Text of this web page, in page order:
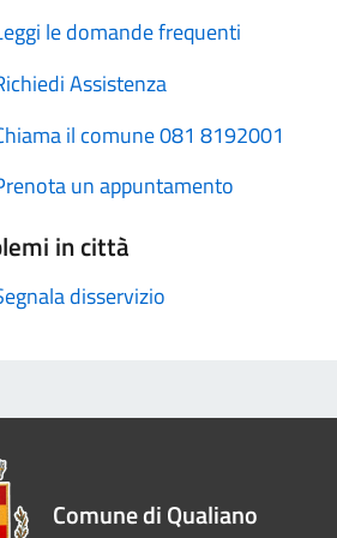
le domande frequenti
Assistenza
il comune 081 8192001
un appuntamento
in città
disservizio
Comune di Qualiano